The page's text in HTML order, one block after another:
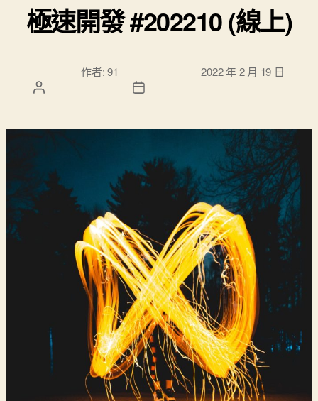
極速開發 #202210 (線上)
作者:91 2022 年 2 月 19 日